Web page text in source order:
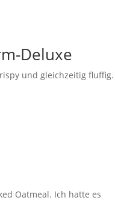
Deluxe
und gleichzeitig fluffig.
Oatmeal. Ich hatte es